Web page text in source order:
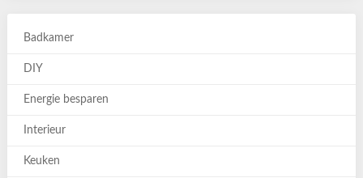
Badkamer
DIY
Energie besparen
Interieur
Keuken